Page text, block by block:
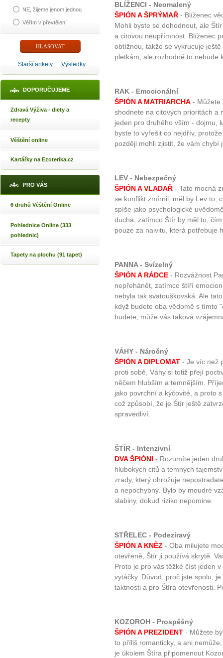
NE, žijeme jenom jednou
Věřím v převtělení
Starší ankety Výsledky
DOPORUČUJEME
Zdravá Výživa - diety a
recepty
Věštění online
Kartářky na Ezoterika.cz
PRO VÁS
6 druhů Věštění Online
Pohlednice Online (333
pohlednic)
Tapety na plochu (91 tapet)
BLÍŽENCI - Neomalený
ŠPIÓN A ŠPRÝMAŘ - Blíženec
Mohli byste se dohodnout, ale
a citovou neupřímnost. Blíženec
obtížnou, takže se vykrucuje
pletkám, ale rozhodně to nebude
RAK - Emocionální
ŠPIÓN A MATRIARCHA - Můžete
shodnete na citových prioritách a
jeden pro druhého vším - dojmu,
byste to vyřešit co nejdřív,
později mohli zjistit, že vám
LEV - Nebezpečný
ŠPIÓN A VLADAŘ - Tato mocná
se konflikt zmírnil, měl by Lev to,
spíše jako psychologické
ducha, zatímco Štír by měl to,
pouze za naivitu, která potřebuje
PANNA - Svízelný
ŠPIÓN A RÁDCE - Rozvážnost
nepřehánět, zatímco štíří
nebyla tak svatouškovská. Ale
když budete oba vědomě s tímto
budete, může vás taková
VÁHY - Náročný
ŠPIÓN A DIPLOMAT - Je víc než
proti sobě, Váhy si totiž přejí
něčem hlubším a temnějším.
jako povrchní a kýčovité, a proto
což způsobí, že je Štír ještě
spravedliví.
ŠTÍR - Intenzivní
DVA ŠPIÓNI - Rozumíte jeden
hlubokých citů a temných
zrady, který ohrožuje
a nepochybný. Bylo by moudré
slabiny, dokud riziko nepomine.
STŘELEC - Podezíravý
ŠPIÓN A KNĚZ - Oba milujete
otevřeně, Štír ji používá skrytě.
Proto je pro vás těžké číst jeden
vytáčky. Důvod, proč jste spolu,
taktnosti a pro Štíra otevřenosti.
KOZOROH - Prospěšný
ŠPIÓN A PREZIDENT - Můžete
to příliš romanticky, a ani
je úkolem Štíra připomenout